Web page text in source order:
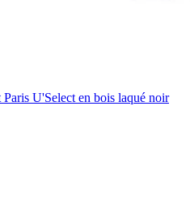
U'Select en bois laqué noir